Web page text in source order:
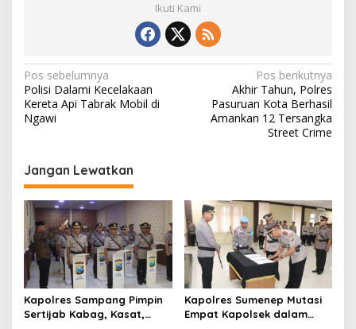
Ikuti Kami
N
a
v
g
a
s
i
p
o
s
Pos sebelumnya
Polisi Dalami Kecelakaan
Kereta Api Tabrak Mobil di
Ngawi
Pos berikutnya
Akhir Tahun, Polres
Pasuruan Kota Berhasil
Amankan 12 Tersangka
Street Crime
Jangan Lewatkan
Kapolres Sampang Pimpin
Sertijab Kabag, Kasat,
Kapolres Sumenep Mutasi
Empat Kapolsek dalam